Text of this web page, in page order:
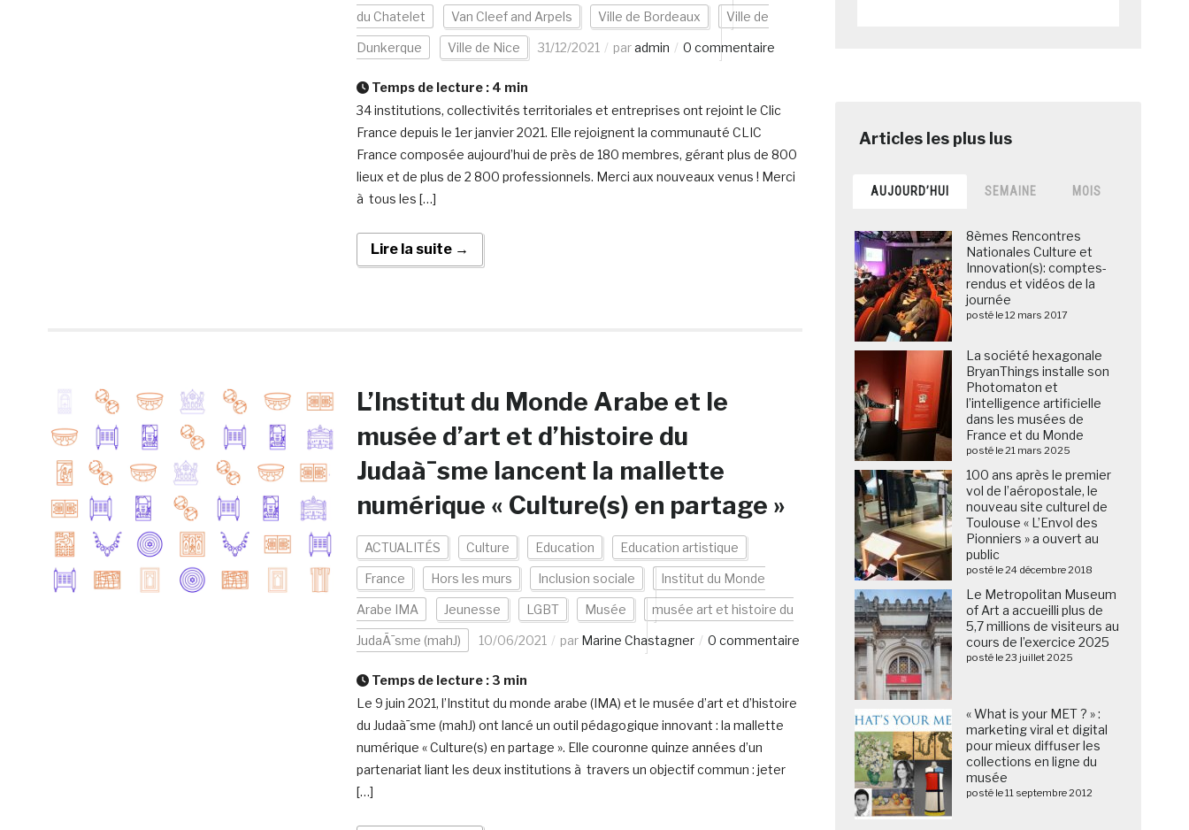
du Chatelet Van Cleef and Arpels Ville de Bordeaux Ville de
Dunkerque Ville de Nice 31/12/2021 paradmin 0 commentaire
Temps de lecture : 4 min
34 institutions, collectivités territoriales et entreprises ont rejoint le Clic
France depuis le 1er janvier 2021. Elle rejoignent la communauté CLIC
France composée aujourd’hui de près de 180 membres, gérant plus de 800
lieux et de plus de 2 800 professionnels. Merci aux nouveaux venus ! Merci
à tous les […]
Lire la suite →
L’Institut du Monde Arabe et le
musée d’art et d’histoire du
Judaà¯sme lancent la mallette
numérique « Culture(s) en partage »
ACTUALITÉS Culture Education Education artistique
France Hors les murs Inclusion sociale Institut du Monde
Arabe IMA Jeunesse LGBT Musée musée art et histoire du
JudaÃ¯sme (mahJ) 10/06/2021 par Marine Chastagner 0 commentaire
Temps de lecture : 3 min
Le 9 juin 2021, l’Institut du monde arabe (IMA) et le musée d’art et d’histoire
du Judaà¯sme (mahJ) ont lancé un outil pédagogique innovant : la mallette
numérique « Culture(s) en partage ». Elle couronne quinze années d’un
partenariat liant les deux institutions à travers un objectif commun : jeter
[…]
AUJOURD’HUI SEMAINE MOIS
8èmes Rencontres
Nationales Culture et
Innovation(s): comptes-
rendus et vidéos de la
journée
posté le 12 mars 2017
La société hexagonale
BryanThings installe son
Photomaton et
l’intelligence artificielle
dans les musées de
France et du Monde
posté le 21 mars 2025
100 ans après le premier
vol de l’aéropostale, le
nouveau site culturel de
Toulouse « L’Envol des
Pionniers » a ouvert au
public
posté le 24 décembre 2018
Le Metropolitan Museum
of Art a accueilli plus de
5,7 millions de visiteurs au
cours de l’exercice 2025
posté le 23 juillet 2025
« What is your MET ? » :
marketing viral et digital
pour mieux diffuser les
collections en ligne du
musée
posté le 11 septembre 2012